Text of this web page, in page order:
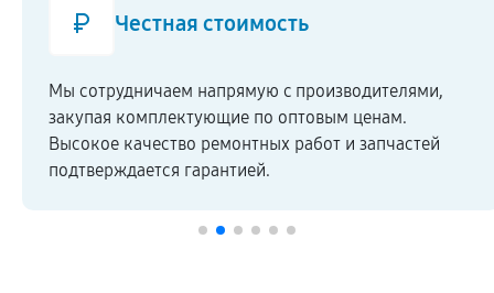
Честная стоимость
Мы сотрудничаем напрямую c производителями,
закупая комплектующие по оптовым ценам.
Высокое качество ремонтных работ и запчастей
подтверждается гарантией.